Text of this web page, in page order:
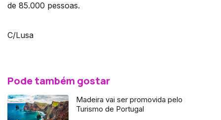
de 85.000 pessoas.
C/Lusa
Pode também gostar
Madeira vai ser promovida pelo
Turismo de Portugal